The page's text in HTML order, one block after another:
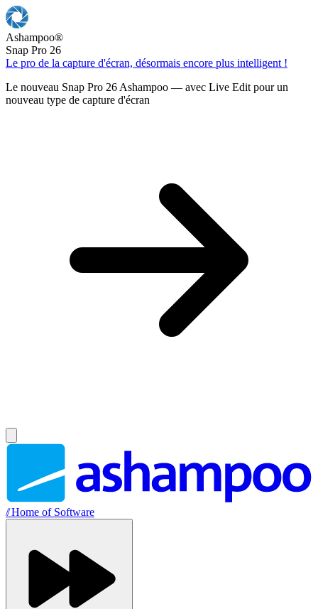
Ashampoo®
Snap Pro 26
Le pro de la capture d'écran, désormais encore plus intelligent !
Le nouveau Snap Pro 26 Ashampoo — avec Live Edit pour un
nouveau type de capture d'écran
//Home of Software